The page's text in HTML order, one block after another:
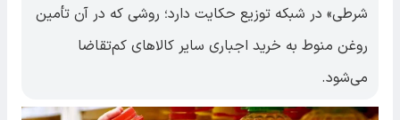
شرطی» در شبکه توزیع حکایت دارد؛ روشی که در آن تأمین
روغن منوط به خرید اجباری سایر کالاهای کم‌تقاضا
می‌شود.